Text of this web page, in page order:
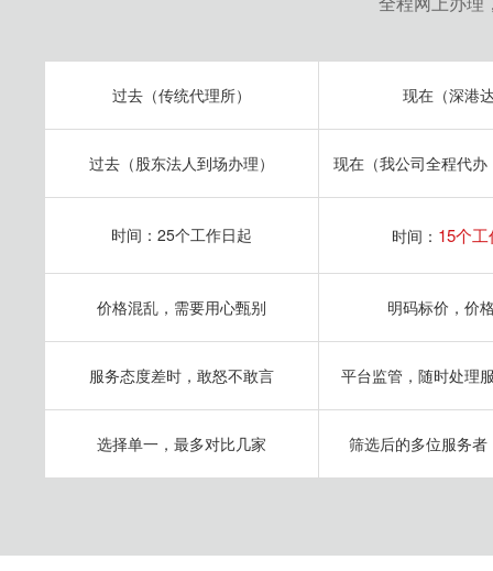
过去（传统代理所） 现在（深港
过去（股东法人到场办理） 现在（我公司全程代办
时间：25个工作日起 时间： 15个
价格混乱，需要用心甄别 明码标价，价
服务态度差时，敢怒不敢言 平台监管，随时处理
选择单一，最多对比几家 筛选后的多位服务者